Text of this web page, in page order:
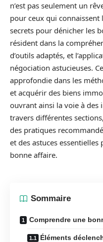
n’est pas seulement un
pour ceux qui connaissent
secrets pour dénicher les
résident dans la
d’outils adaptés, et
négociation astucieuses.
approfondie dans les
et acquérir des biens
ouvrant ainsi la voie à des
travers différentes
des pratiques
et des astuces
bonne affaire.
Sommaire
Comprendre une
Éléments